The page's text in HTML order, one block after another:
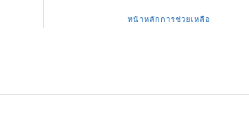
หน้าหลักการช่วยเหลือ